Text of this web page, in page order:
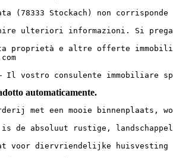
(78333 Stockach) non
ulteriori informazioni. Si
proprietà e altre offerte
Il vostro consulente immobiliare
automaticamente.
met een mooie binnenplaats,
is de absoluut rustige,
voor diervriendelijke